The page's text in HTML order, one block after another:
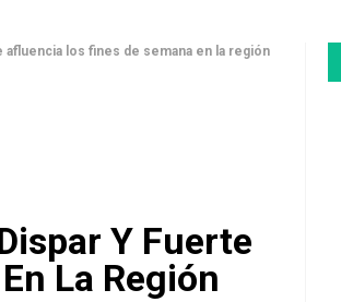
los fines de semana en la región
Y Fuerte
La Región